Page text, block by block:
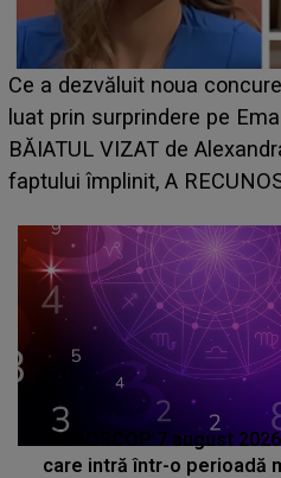
HOROSCOP de
care riscă să rămână fără
grabă îi aduce pierderi
planurile peste cap
HOROSCOP 7 august
care intră într-o perioadă